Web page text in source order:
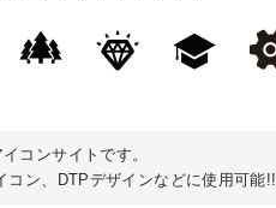
コンサイトです。
コン、DTPデザインなどに使用可能!!